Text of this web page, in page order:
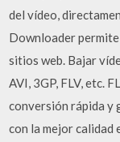
del vídeo,
Downloader
sitios web. Bajar
AVI, 3GP, FLV, etc.
conversión rápida y
con la mejor calidad